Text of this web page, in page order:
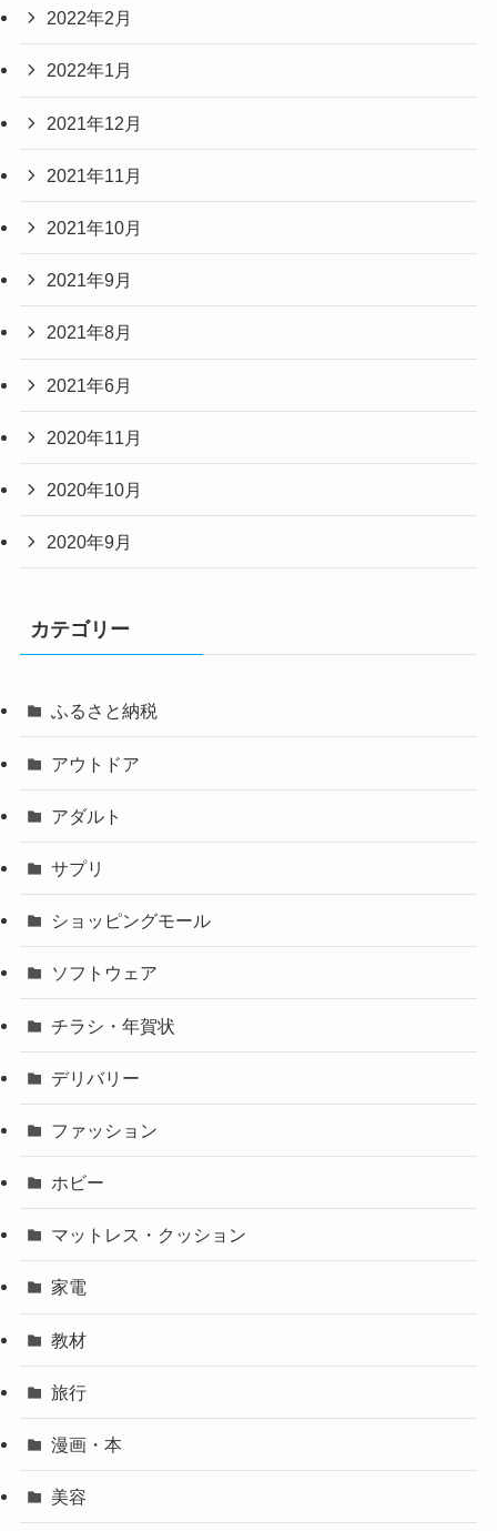
2022年2月
2022年1月
2021年12月
2021年11月
2021年10月
2021年9月
2021年8月
2021年6月
2020年11月
2020年10月
2020年9月
カテゴリー
ふるさと納税
アウトドア
アダルト
サプリ
ショッピングモール
ソフトウェア
チラシ・年賀状
デリバリー
ファッション
ホビー
マットレス・クッション
家電
教材
旅行
漫画・本
美容